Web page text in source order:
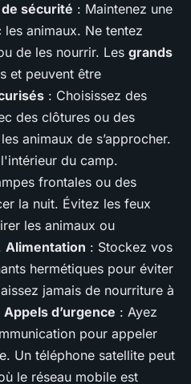
sécurité : Maintenez une
animaux. Ne tentez
de les nourrir. Les grands
et peuvent être
: Choisissez des
des clôtures ou des
animaux de s’approcher.
du camp.
frontales ou des
la nuit. Évitez les feux
les animaux ou
Alimentation : Stockez vos
hermétiques pour éviter
jamais de nourriture à
Appels d’urgence : Ayez
pour appeler
Un téléphone satellite peut
le réseau mobile est